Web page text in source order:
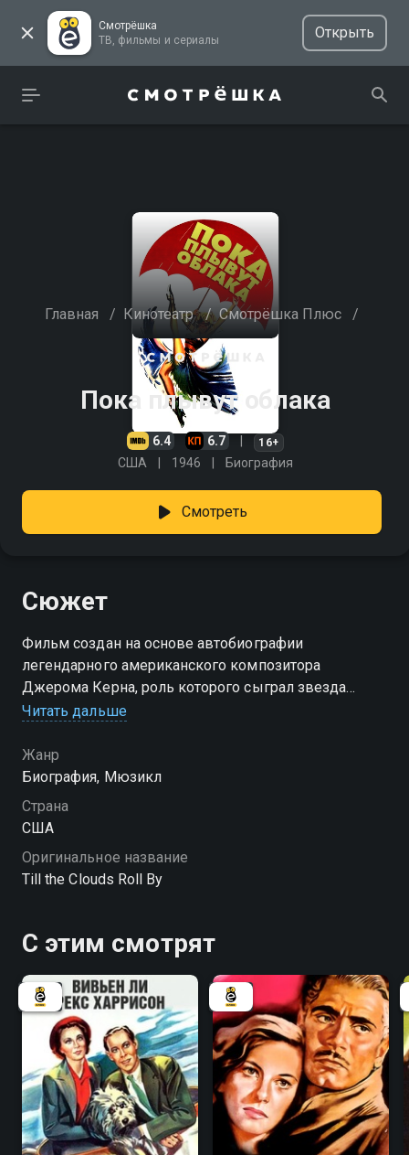
Смотрёшка
ТВ, фильмы и сериалы
Открыть
Главная / Кинотеатр / Смотрёшка Плюс /
Пока плывут облака
6.4 6.7 16+
США 1946 Биография
Смотреть
Сюжет
Фильм создан на основе автобиографии
легендарного американского композитора
Джерома Керна, роль которого сыграл звезда
Голливуда Роберт Уолкер.
Читать дальше
Жанр
Биография, Мюзикл
Страна
США
Оригинальное название
Till the Clouds Roll By
С этим смотрят